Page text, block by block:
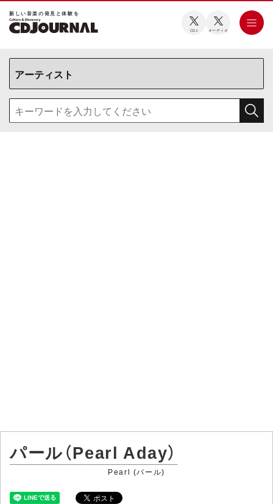
新しい⾳楽の発⾒と体験を
CDJ オーディオ
パール（Pearl Aday）
Pearl (パール)